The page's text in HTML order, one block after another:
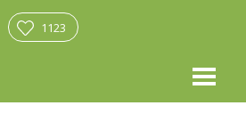
1123